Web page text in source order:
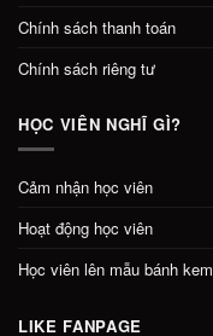
Chính sách thanh toán
Chính sách riêng tư
HỌC VIÊN NGHĨ GÌ?
Cảm nhận học viên
Hoạt động học viên
Học viên lên mẫu bánh kem
LIKE FANPAGE